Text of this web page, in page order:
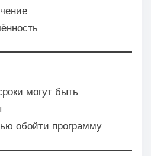
могут быть
обойти программу